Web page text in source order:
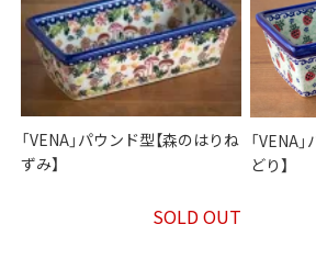
「VENA」パウンド型【森のはりね
ずみ】
SOLD OUT
「VENA
どり】